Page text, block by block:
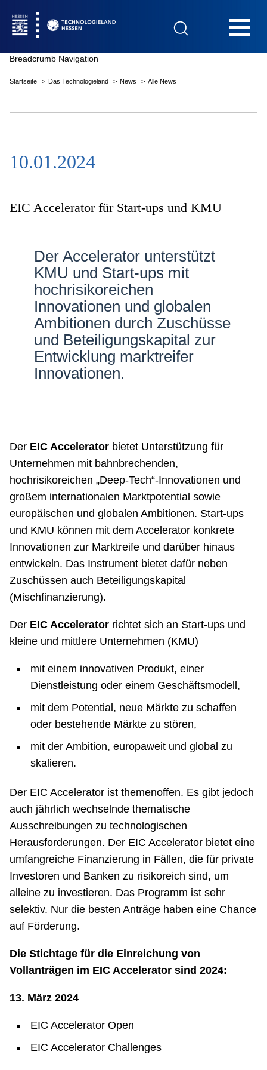
Das Technologieland
Innovationsfelder
Netzwerke
Breadcrumb Navigation
Startseite Das Technologieland News Alle News
10.01.2024
EIC Accelerator für Start-ups und KMU
Der Accelerator unterstützt
KMU und Start-ups mit
hochrisikoreichen
Innovationen und globalen
Ambitionen durch Zuschüsse
und Beteiligungskapital zur
Entwicklung marktreifer
Innovationen.
Der EIC Acceleratorbietet Unterstützung für
Unternehmen mit bahnbrechenden,
hochrisikoreichen „Deep-Tech“-Innovationen und
großem internationalen Marktpotential sowie
europäischen und globalen Ambitionen. Start-ups
und KMU können mit dem Accelerator konkrete
Innovationen zur Marktreife und darüber hinaus
entwickeln. Das Instrument bietet dafür neben
Zuschüssen auch Beteiligungskapital
(Mischfinanzierung).
Der EIC Acceleratorrichtet sich an Start-ups und
kleine und mittlere Unternehmen (KMU)
mit einem innovativen Produkt, einer
Dienstleistung oder einem Geschäftsmodell,
mit dem Potential, neue Märkte zu schaffen
oder bestehende Märkte zu stören,
mit der Ambition, europaweit und global zu
skalieren.
Der EIC Accelerator ist themenoffen. Es gibt jedoch
auch jährlich wechselnde thematische
Ausschreibungen zu technologischen
Herausforderungen. Der EIC Accelerator bietet eine
umfangreiche Finanzierung in Fällen, die für private
Investoren und Banken zu risikoreich sind, um
alleine zu investieren. Das Programm ist sehr
selektiv. Nur die besten Anträge haben eine Chance
auf Förderung.
Die Stichtage für die Einreichung von
Vollanträgen im EIC Accelerator sind 2024:
13. März 2024
EIC Accelerator Open
EIC Accelerator Challenges